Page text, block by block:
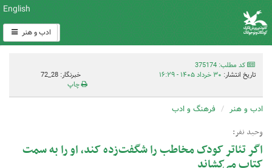
English
ادب و هنر
کد مطلب: 375174
تاریخ انتشار: ۳۰ خرداد ۱۴۰۵ - ۱۶:۲۹
خبرنگار: 28_72
چاپ
ادب و هنر فرهنگ و ادب
وحید نفر:
اگر تئاتر کودک مخاطب را شگفت‌زده کند، او را به سمت